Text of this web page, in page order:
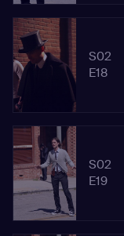
S02
E18
S02
E19